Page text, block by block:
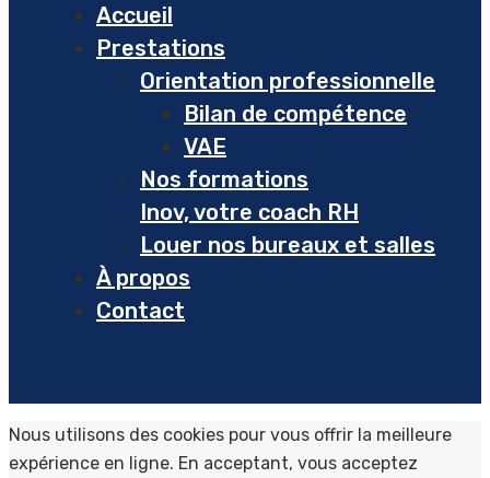
Accueil
Prestations
Orientation professionnelle
Bilan de compétence
VAE
Nos formations
Inov, votre coach RH
Louer nos bureaux et salles
À propos
Contact
Nous utilisons des cookies pour vous offrir la meilleure
expérience en ligne. En acceptant, vous acceptez